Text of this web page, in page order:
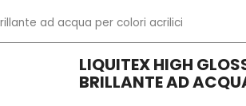
ad acqua per colori acrilici
LIQUITEX HIGH
BRILLANTE AD